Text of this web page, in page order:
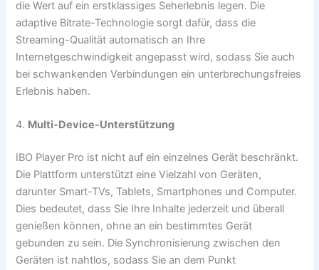
die Wert auf ein erstklassiges Seherlebnis legen. Die
adaptive Bitrate-Technologie sorgt dafür, dass die
Streaming-Qualität automatisch an Ihre
Internetgeschwindigkeit angepasst wird, sodass Sie auch
bei schwankenden Verbindungen ein unterbrechungsfreies
Erlebnis haben.
4. Multi-Device-Unterstützung
IBO Player Pro ist nicht auf ein einzelnes Gerät beschränkt.
Die Plattform unterstützt eine Vielzahl von Geräten,
darunter Smart-TVs, Tablets, Smartphones und Computer.
Dies bedeutet, dass Sie Ihre Inhalte jederzeit und überall
genießen können, ohne an ein bestimmtes Gerät
gebunden zu sein. Die Synchronisierung zwischen den
Geräten ist nahtlos, sodass Sie an dem Punkt